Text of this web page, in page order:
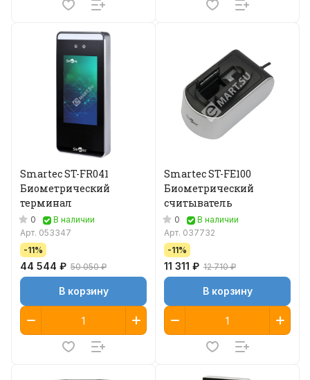
Smartec ST-FR041
Биометрический
терминал
0
В наличии
Арт. 053347
-11%
44 544 ₽ 50 050 ₽
В корзину
Smartec ST-FE100
Биометрический
считыватель
0
В наличии
Арт. 037732
-11%
11 311 ₽ 12 710 ₽
В корзину